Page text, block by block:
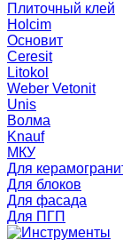
Плиточный клей
Holcim
Основит
Ceresit
Litokol
Weber Vetonit
Unis
Волма
Knauf
МКУ
Для
Для блоков
Для фасада
Для ПГП